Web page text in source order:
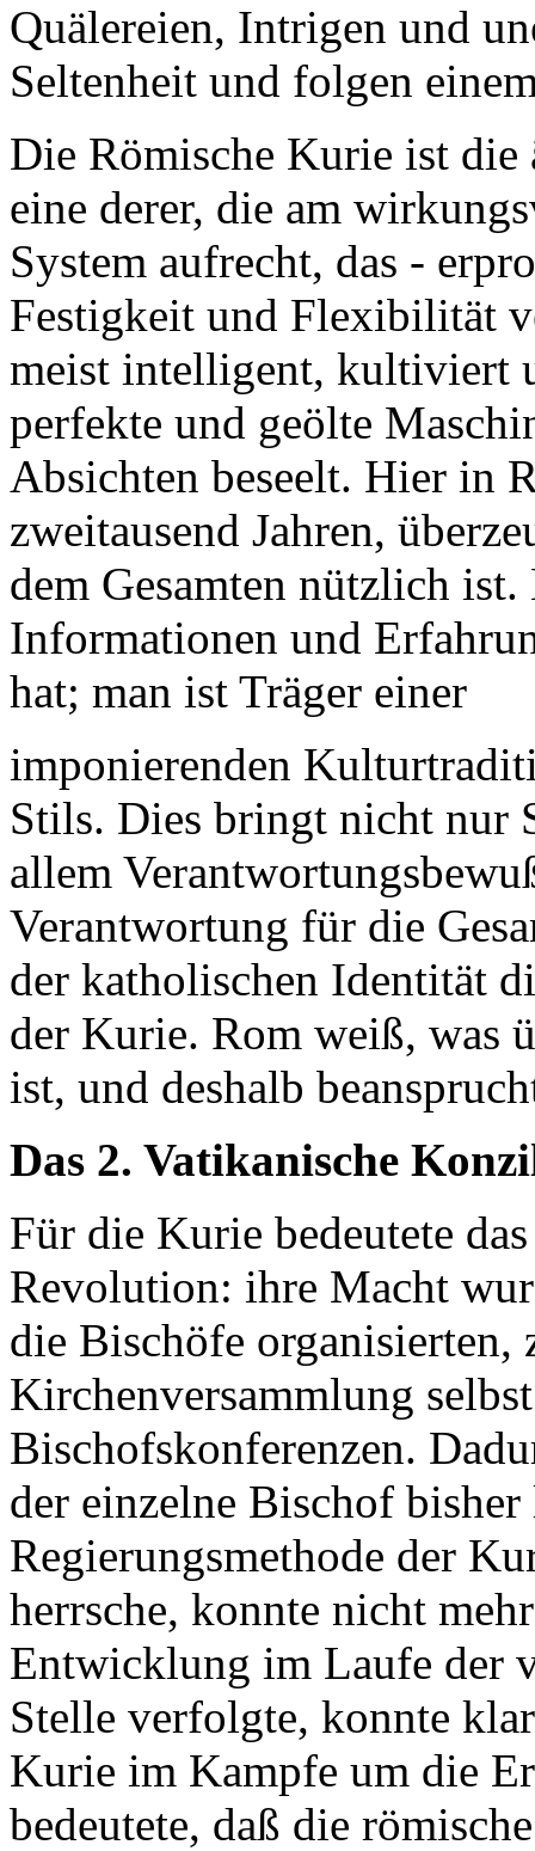
Quälereien, Intrigen und
Seltenheit und folgen
Die Römische Kurie ist
eine derer, die am
System aufrecht, das -
Festigkeit und Flexibilität
meist intelligent, kultiviert
perfekte und geölte
Absichten beseelt. Hier in
zweitausend Jahren,
dem Gesamten nützlich
Informationen und
hat; man ist Träger einer
imponierenden
Stils. Dies bringt nicht nur
allem
Verantwortung für die
der katholischen Identität
der Kurie. Rom weiß, was
ist, und deshalb
Das 2. Vatikanische
Für die Kurie bedeutete
Revolution: ihre Macht
die Bischöfe organisierten,
Kirchenversammlung
Bischofskonferenzen.
der einzelne Bischof
Regierungsmethode der
herrsche, konnte nicht
Entwicklung im Laufe der
Stelle verfolgte, konnte
Kurie im Kampfe um die
bedeutete, daß die